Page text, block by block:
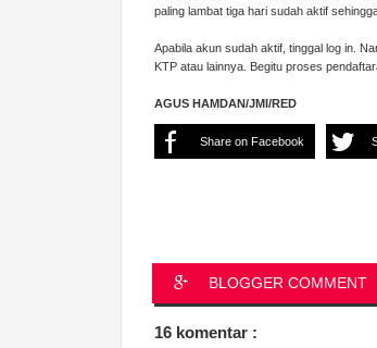
paling lambat tiga hari sudah aktif
Apabila akun sudah aktif, tinggal log in.
KTP atau lainnya. Begitu proses
AGUS HAMDAN/JMI/RED
Share on Facebook
BLOGGER COMMENT
16 komentar :